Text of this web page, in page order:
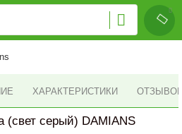
ХАРАКТЕРИСТИКИ ОТЗЫВОВ
(свет серый) DAMIANS